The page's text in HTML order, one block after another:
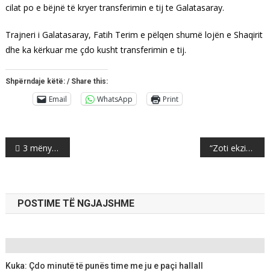
cilat po e bëjnë të kryer transferimin e tij te Galatasaray.
Trajneri i Galatasaray, Fatih Terim e pëlqen shumë lojën e Shaqirit
dhe ka kërkuar me çdo kusht transferimin e tij.
Shpërndaje këtë: / Share this:
Email WhatsApp Print
Post
navigation
3 mënyra se si të mësoni shpejt një gjuhë të re “Zoti ekziston”, deklaron edhe shkencëtari Michio Kaku
POSTIME TË NGJAJSHME
Kuka: Çdo minutë të punës time me ju e paçi hallall